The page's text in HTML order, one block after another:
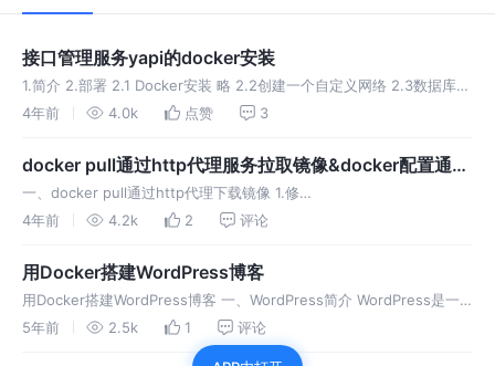
接口管理服务yapi的docker安装
1.简介 2.部署 2.1 Docker安装 略 2.2创建一个自定义网络 2.3数据库准
备 MongoDB 进入 MongoDB 的 mongo cli 后，执行以下语句进行初
4年前 4.0k 点赞 3
docker pull通过http代理服务拉取镜像&docker配置通过
私库拉取镜像
一、docker pull通过http代理下载镜像 1.修
改/etc/systemd/system/multi-user.target.wants/docker.service
4年前 4.2k 2 评论
用Docker搭建WordPress博客
用Docker搭建WordPress博客 一、WordPress简介 WordPress是一
款个人博客系统，并逐步演化成一款内容管理系统软件，它是使用PHP
语言和MySQL数据库开发的，用户可以在支持
5年前 2.5k 1 评论